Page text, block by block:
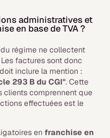
administratives et
en base de TVA ?
régime ne collectent
factures sont donc
inclure la mention :
293 B du CGI". Cette
clients comprennent que
effectuées est le
enfranchise en